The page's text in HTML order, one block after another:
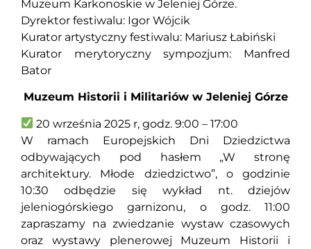
Muzeum Karkonoskie w Jeleniej Górze.
Dyrektor festiwalu: Igor Wójcik
Kurator artystyczny festiwalu: Mariusz Łabiński
Kurator merytoryczny sympozjum: Manfred
Bator
Muzeum Historii i Militariów w Jeleniej Górze
20 września 2025 r, godz. 9:00 – 17:00
W ramach Europejskich Dni Dziedzictwa
odbywających pod hasłem „W stronę
architektury. Młode dziedzictwo”, o godzinie
10:30 odbędzie się wykład nt. dziejów
jeleniogórskiego garnizonu, o godz. 11:00
zapraszamy na zwiedzanie wystaw czasowych
oraz wystawy plenerowej Muzeum Historii i